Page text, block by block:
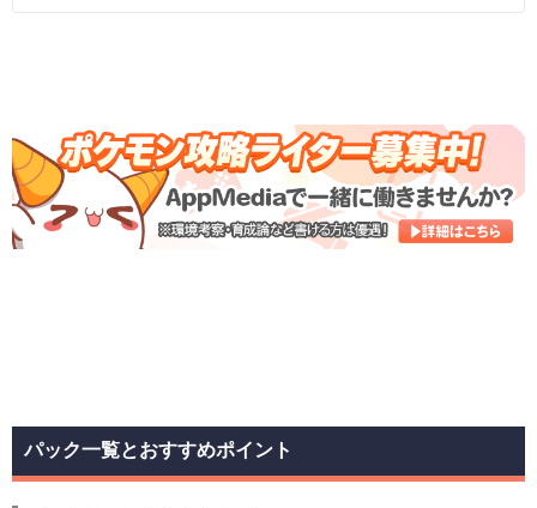
パック一覧とおすすめポイント